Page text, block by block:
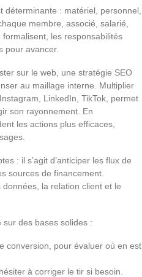
déterminante : matériel, personnel,
membre, associé, salarié,
les responsabilités
pour avancer.
sur le web, une stratégie SEO
au maillage interne. Multiplier
LinkedIn, TikTok, permet
son rayonnement. En
les actions plus efficaces,
: il s’agit d’anticiper les flux de
sources de financement.
la relation client et le
des bases solides :
conversion, pour évaluer où en est
à corriger le tir si besoin.